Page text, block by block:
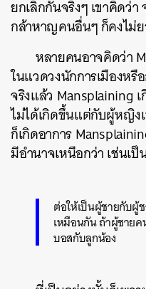
ยกเลิกกันจริงๆ เขาคิดว่
กล้าหาญคนอื่นๆ ก็คงไม่
หลายคนอาจคิดว่า
ในแวดวงนักการเมืองห
จริงแล้ว Mansplaining
ไม่ได้เกิดขึ้นแต่กับผู้หญิง
ก็เกิดอาการ
มีอำนาจเหนือกว่า เช่นเ
ต่อให้เป็นผู้ชายกับผู้
เหมือนกัน ถ้าผู้ชาย
บอสกับลูกน้อง